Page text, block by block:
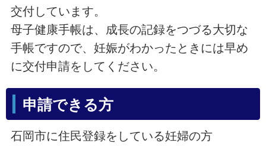
交付しています。
母子健康手帳は、成長の記録をつづる大切な
手帳ですので、妊娠がわかったときには早め
に交付申請をしてください。
申請できる方
石岡市に住民登録をしている妊婦の方